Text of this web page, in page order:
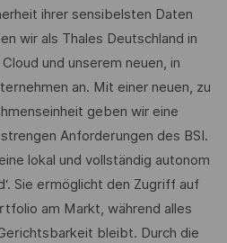
ihrer sensibelsten Daten
wir als Thales Deutschland in
und unserem neuen, in
an. Mit einer neuen, zu
geben wir eine
Anforderungen des BSI.
lokal und vollständig autonom
Sie ermöglicht den Zugriff auf
am Markt, während alles
bleibt. Durch die